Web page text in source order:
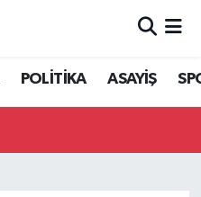
POLİTİKA ASAYİŞ